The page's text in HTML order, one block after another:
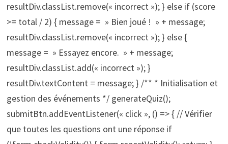
resultDiv.classList.remove(« incorrect »); } else if (score
>= total / 2) { message = » Bien joué ! » + message;
resultDiv.classList.remove(« incorrect »); } else {
message = » Essayez encore. » + message;
resultDiv.classList.add(« incorrect »); }
resultDiv.textContent = message; } /** * Initialisation et
gestion des événements */ generateQuiz();
submitBtn.addEventListener(« click », () => { // Vérifier
que toutes les questions ont une réponse if